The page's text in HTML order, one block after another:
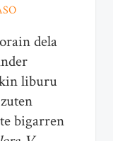
dela
liburu
bigarren